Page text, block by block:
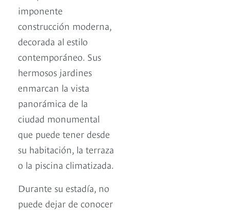
imponente
construcción moderna,
decorada al estilo
contemporáneo. Sus
hermosos jardines
enmarcan la vista
panorámica de la
ciudad monumental
que puede tener desde
su habitación, la terraza
o la piscina climatizada.
Durante su estadía, no
puede dejar de conocer